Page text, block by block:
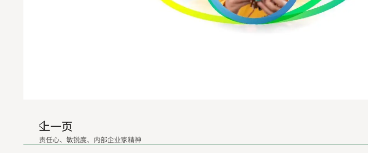
上一页
责任心、敏锐度、内部企业家精神